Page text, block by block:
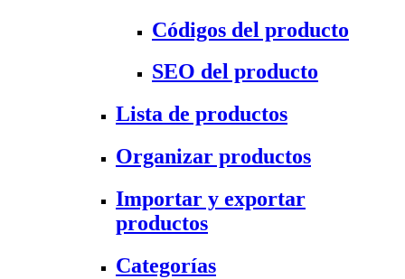
Códigos del producto
SEO del producto
Lista de productos
Organizar productos
Importar y exportar
productos
Categorías